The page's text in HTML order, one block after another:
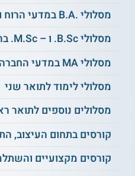
בהנדסה, במתמטיקה, במדעי
כללי. כמו כן, עליהם להיות
לשלב את
לימודי תעודת ההוראה
רוצים לקדם את
תואר שני
תעודה
הסטודנטים אשר עומדים בכל
מסלולי .B.A במדעי הרוח והאמנויות
מסלולי B.Sc. ו – M.Sc. בהנדסה
מסלולי MA במדעי החברה
מסלולי לימוד לתואר שני
מסלולים נוספים לתואר
קורסים בתחום העיצוב,
קורסים מקצועיים